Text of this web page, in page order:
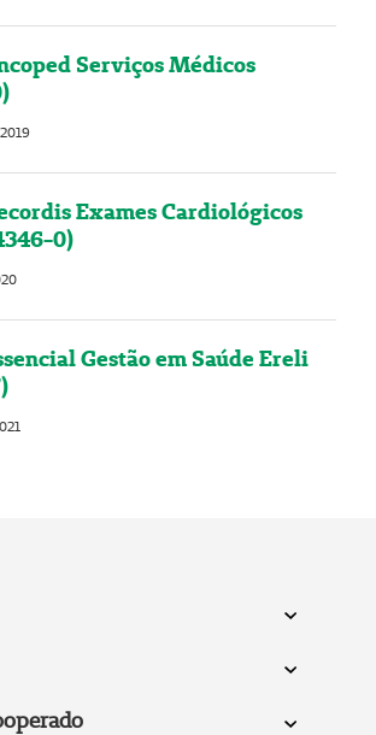
Serviços Médicos
Exames Cardiológicos
0)
Gestão em Saúde Ereli